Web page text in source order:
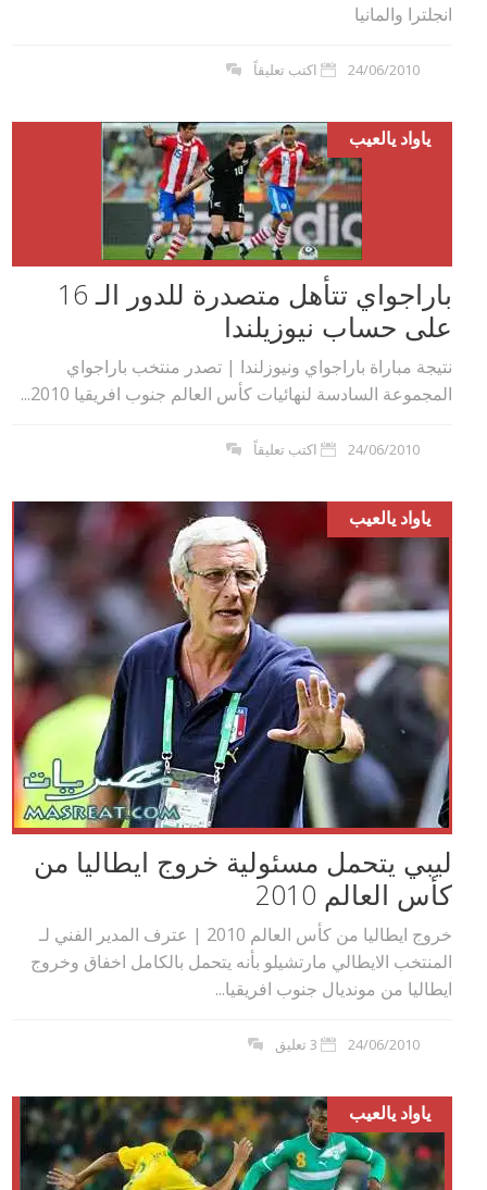
انجلترا والمانيا
24/06/2010 اكتب تعليقاً
ياواد يالعيب
باراجواي تتأهل متصدرة للدور الـ 16
على حساب نيوزيلندا
نتيجة مباراة باراجواي ونيوزلندا | تصدر منتخب باراجواي
المجموعة السادسة لنهائيات كأس العالم جنوب افريقيا 2010...
24/06/2010 اكتب تعليقاً
ياواد يالعيب
ليبي يتحمل مسئولية خروج ايطاليا من
كأس العالم 2010
خروج ايطاليا من كأس العالم 2010 | عترف المدير الفني لـ
المنتخب الايطالي مارتشيلو بأنه يتحمل بالكامل اخفاق وخروج
ايطاليا من مونديال جنوب افريقيا...
24/06/2010 3 تعليق
ياواد يالعيب